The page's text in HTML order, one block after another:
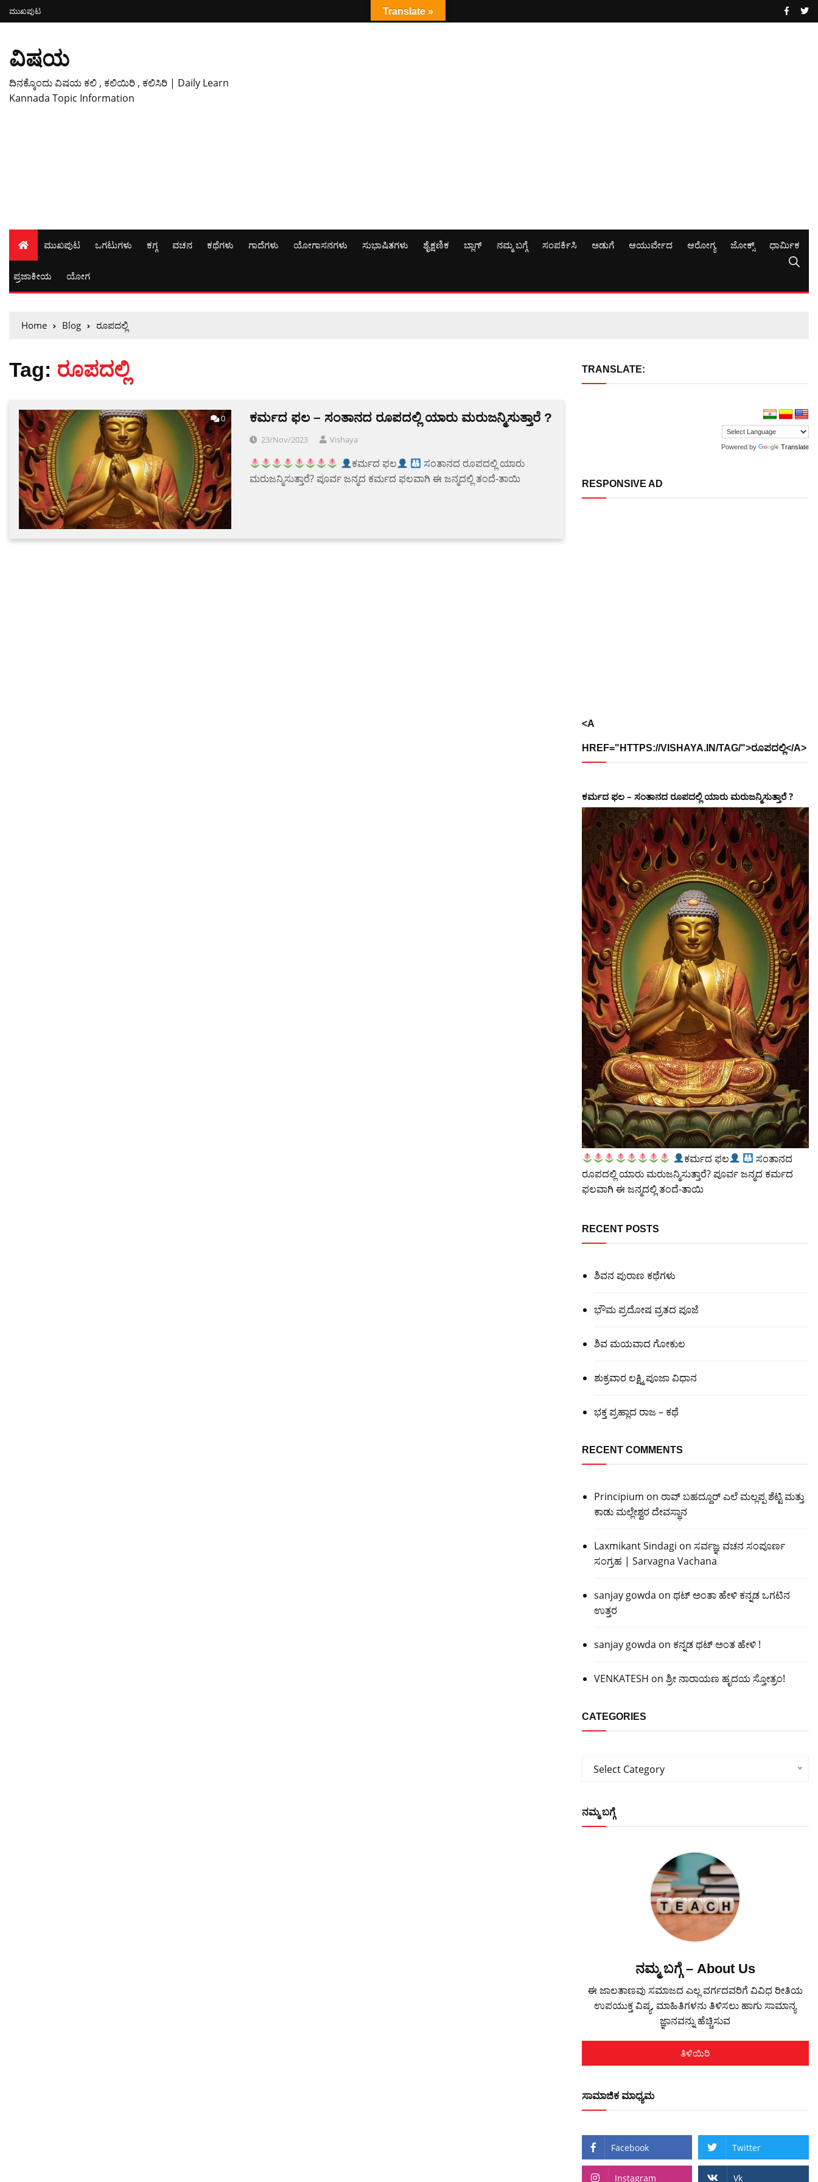
ಮುಖಪುಟ
ವಿಷಯ
ದಿನಕ್ಕೊಂದು ವಿಷಯ ಕಲಿ , ಕಲಿಯಿರಿ , ಕಲಿಸಿರಿ | Daily Learn
Kannada Topic Information
ಮುಖಪುಟ ಒಗಟುಗಳು ಕಗ್ಗ ವಚನ ಕಥೆಗಳು ಗಾದೆಗಳು ಯೋಗಾಸನಗಳು ಸುಭಾಷಿತಗಳು ಶೈಕ್ಷಣಿಕ ಬ್ಲಾಗ್ ನಮ್ಮ ಬಗ್ಗೆ ಸಂಪರ್ಕಿಸಿ ಅಡುಗೆ ಆಯುರ್ವೇದ ಆರೋಗ್ಯ ಜೋಕ್ಸ್ ಧಾರ್ಮಿಕ
ಪ್ರಜಾಕೀಯ ಯೋಗ
Home Blog ರೂಪದಲ್ಲಿ
Tag: ರೂಪದಲ್ಲಿ
0 ಕರ್ಮದ ಫಲ – ಸಂತಾನದ ರೂಪದಲ್ಲಿ ಯಾರು ಮರುಜನ್ಮಿಸುತ್ತಾರೆ ?
23/Nov/2023 Vishaya
ಕರ್ಮದ ಫಲ
ಸಂತಾನದ ರೂಪದಲ್ಲಿ ಯಾರು
ಮರುಜನ್ಮಿಸುತ್ತಾರೆ? ಪೂರ್ವ ಜನ್ಮದ ಕರ್ಮದ ಫಲವಾಗಿ ಈ ಜನ್ಮದಲ್ಲಿ ತಂದೆ-ತಾಯಿ
TRANSLATE:
Powered by Translate
RESPONSIVE AD
<A
HREF="HTTPS://VISHAYA.IN/TAG/">ರೂಪದಲ್ಲಿ</A>
ಕರ್ಮದ ಫಲ – ಸಂತಾನದ ರೂಪದಲ್ಲಿ ಯಾರು ಮರುಜನ್ಮಿಸುತ್ತಾರೆ ?
ಕರ್ಮದ ಫಲ
ಸಂತಾನದ
ರೂಪದಲ್ಲಿ ಯಾರು ಮರುಜನ್ಮಿಸುತ್ತಾರೆ? ಪೂರ್ವ ಜನ್ಮದ ಕರ್ಮದ
ಫಲವಾಗಿ ಈ ಜನ್ಮದಲ್ಲಿ ತಂದೆ-ತಾಯಿ
RECENT POSTS
ಶಿವನ ಪುರಾಣ ಕಥೆಗಳು
ಭೌಮ ಪ್ರದೋಷ ವ್ರತದ ಪೂಜೆ
ಶಿವ ಮಯವಾದ ಗೋಕುಲ
ಶುಕ್ರವಾರ ಲಕ್ಷ್ಮಿ ಪೂಜಾ ವಿಧಾನ
ಭಕ್ತ ಪ್ರಹ್ಲಾದ ರಾಜ – ಕಥೆ
RECENT COMMENTS
Principium on ರಾವ್ ಬಹದ್ದೂರ್ ಎಲೆ ಮಲ್ಲಪ್ಪ ಶೆಟ್ಟಿ ಮತ್ತು
ಕಾಡು ಮಲ್ಲೇಶ್ವರ ದೇವಸ್ಥಾನ
Laxmikant Sindagi on ಸರ್ವಜ್ಞ ವಚನ ಸಂಪೂರ್ಣ
ಸಂಗ್ರಹ | Sarvagna Vachana
sanjay gowda on ಥಟ್ ಅಂತಾ ಹೇಳಿ ಕನ್ನಡ ಒಗಟಿನ
ಉತ್ತರ
sanjay gowda on ಕನ್ನಡ ಥಟ್ ಅಂತ ಹೇಳಿ !
VENKATESH on ಶ್ರೀ ನಾರಾಯಣ ಹೃದಯ ಸ್ತೋತ್ರಂ!
CATEGORIES
Categories
Select Category
ನಮ್ಮ ಬಗ್ಗೆ
ನಮ್ಮ ಬಗ್ಗೆ – About Us
ಈ ಜಾಲತಾಣವು ಸಮಾಜದ ಎಲ್ಲ ವರ್ಗದವರಿಗೆ ವಿವಿಧ ರೀತಿಯ
ಉಪಯುಕ್ತ ವಿಷ್ಯ, ಮಾಹಿತಿಗಳನು ತಿಳಿಸಲು ಹಾಗು ಸಾಮಾನ್ಯ
ಜ್ಞಾನವನ್ನು ಹೆಚ್ಚಿಸುವ
ತಿಳಿಯಿರಿ
ಸಾಮಾಜಿಕ ಮಾಧ್ಯಮ
Facebook Twitter
Instagram Vk
Translate »